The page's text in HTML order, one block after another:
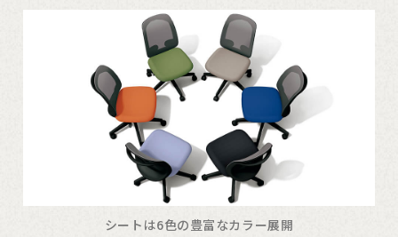
シートは6色の豊富なカラー展開